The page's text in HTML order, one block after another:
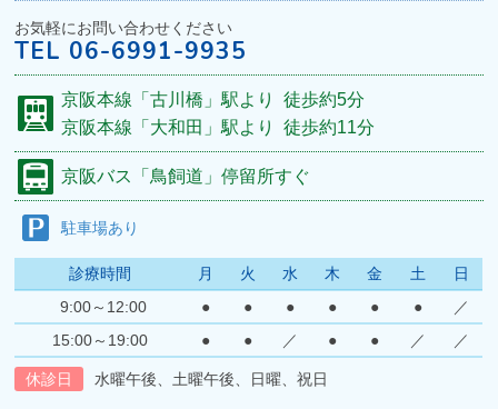
お気軽にお問い合わせください
TEL 06-6991-9935
京阪本線 「古川橋」駅より徒歩約5分
京阪本線 「大和田」駅より徒歩約11分
京阪バス 「鳥飼道」停留所すぐ
駐車場あり
診療時間 月 火 水 木 金 土
日
9:00～12:00
● ● ● ● ● ●
／
15:00～19:00
● ● ／ ● ● ／ ／
休診日 水曜午後、土曜午後、日曜、祝日